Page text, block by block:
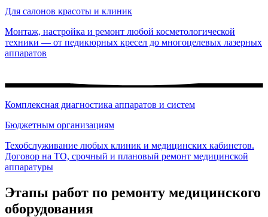
Для салонов красоты и клиник
Монтаж, настройка и ремонт любой косметологической
техники — от педикюрных кресел до многоцелевых лазерных
аппаратов
Комплексная диагностика аппаратов и систем
Бюджетным организациям
Техобслуживание любых клиник и медицинских кабинетов.
Договор на ТО, срочный и плановый ремонт медицинской
аппаратуры
Этапы работ по ремонту медицинского
оборудования